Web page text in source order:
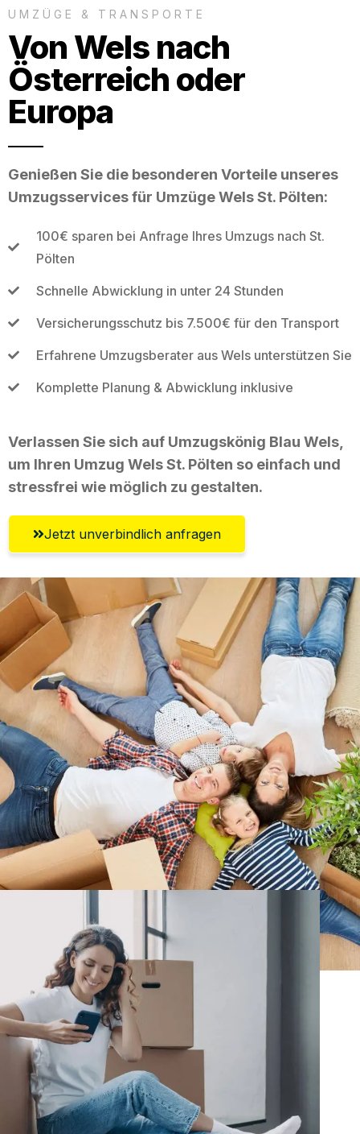
UMZÜGE & TRANSPORTE
Von Wels nach
Österreich oder
Europa
Genießen Sie die besonderen Vorteile unseres
Umzugsservices für Umzüge Wels St. Pölten:
100€ sparen bei Anfrage Ihres Umzugs nach St.
Pölten
Schnelle Abwicklung in unter 24 Stunden
Versicherungsschutz bis 7.500€ für den Transport
Erfahrene Umzugsberater aus Wels unterstützen Sie
Komplette Planung & Abwicklung inklusive
Verlassen Sie sich auf Umzugskönig Blau Wels,
um Ihren Umzug Wels St. Pölten so einfach und
stressfrei wie möglich zu gestalten.
Jetzt unverbindlich anfragen